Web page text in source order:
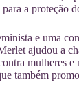
a proteção
e uma
ajudou a
mulheres
também